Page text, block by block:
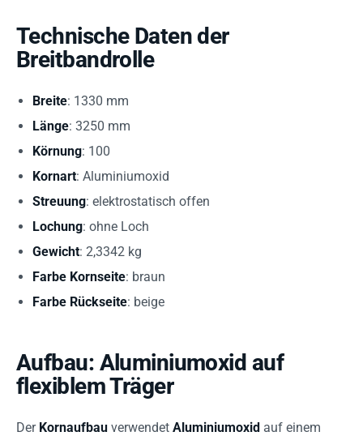
Technische Daten der
Breitbandrolle
Breite: 1330 mm
Länge: 3250 mm
Körnung: 100
Kornart: Aluminiumoxid
Streuung: elektrostatisch offen
Lochung: ohne Loch
Gewicht: 2,3342 kg
Farbe Kornseite: braun
Farbe Rückseite: beige
Aufbau: Aluminiumoxid auf
flexiblem Träger
Der Kornaufbau verwendet Aluminiumoxid auf einem